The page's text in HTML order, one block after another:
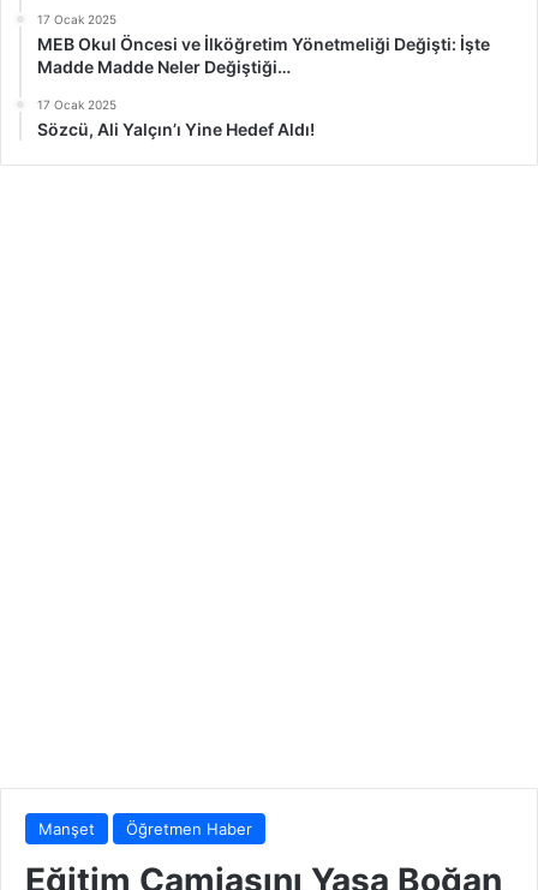
17 Ocak 2025
MEB Okul Öncesi ve İlköğretim Yönetmeliği Değişti: İşte
Madde Madde Neler Değiştiği…
17 Ocak 2025
Sözcü, Ali Yalçın’ı Yine Hedef Aldı!